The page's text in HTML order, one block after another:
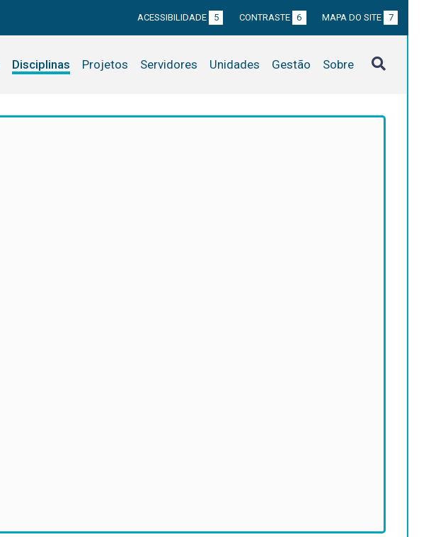
ACESSIBILIDADE 5 CONTRASTE 6 MAPA DO SITE 7
Disciplinas Projetos Servidores Unidades Gestão Sobre